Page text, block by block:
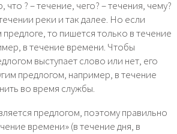
? – течение, чего? – течения, чему?
реки и так далее. Но если
то пишется только в течение
в течение времени. Чтобы
выступает слово или нет, его
предлогом, например, в течение
во время службы.
предлогом, поэтому правильно
времени» (в течение дня, в